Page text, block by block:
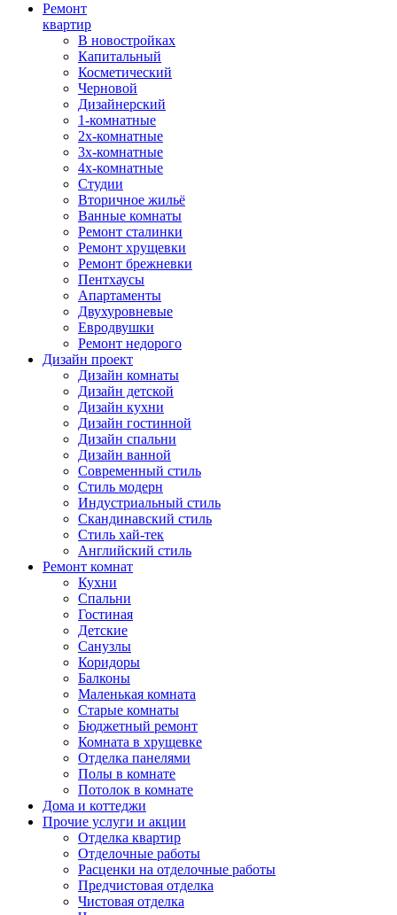
Ремонт
квартир
В новостройках
Капитальный
Косметический
Черновой
Дизайнерский
1-комнатные
2х-комнатные
3х-комнатные
4х-комнатные
Студии
Вторичное жильё
Ванные комнаты
Ремонт сталинки
Ремонт хрущевки
Ремонт брежневки
Пентхаусы
Апартаменты
Двухуровневые
Евродвушки
Ремонт недорого
Дизайн проект
Дизайн комнаты
Дизайн детской
Дизайн кухни
Дизайн гостинной
Дизайн спальни
Дизайн ванной
Современный стиль
Стиль модерн
Индустриальный стиль
Скандинавский стиль
Стиль хай-тек
Английский стиль
Ремонт комнат
Кухни
Спальни
Гостиная
Детские
Санузлы
Коридоры
Балконы
Маленькая комната
Старые комнаты
Бюджетный ремонт
Комната в хрущевке
Отделка панелями
Полы в комнате
Потолок в комнате
Дома и коттеджи
Прочие услуги и акции
Отделка квартир
Отделочные работы
Расценки на отделочные работы
Предчистовая отделка
Чистовая отделка